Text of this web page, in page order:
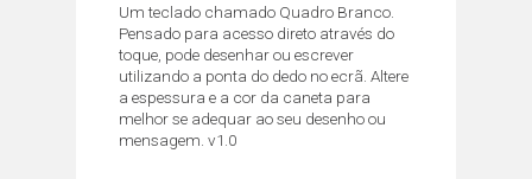
Um teclado chamado Quadro Branco.
Pensado para acesso direto através do
toque, pode desenhar ou escrever
utilizando a ponta do dedo no ecrã. Altere
a espessura e a cor da caneta para
melhor se adequar ao seu desenho ou
mensagem. v1.0